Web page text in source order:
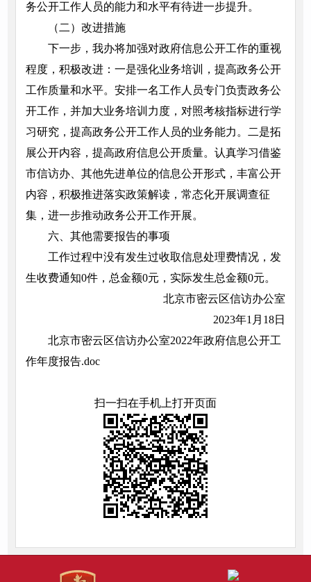
务公开工作人员的能力和水平有待进一步提升。
（二）改进措施
下一步，我办将加强对政府信息公开工作的重视
程度，积极改进：一是强化业务培训，提高政务公开
工作质量和水平。安排一名工作人员专门负责政务公
开工作，并加大业务培训力度，对照考核指标进行学
习研究，提高政务公开工作人员的业务能力。二是拓
展公开内容，提高政府信息公开质量。认真学习借鉴
市信访办、其他先进单位的信息公开形式，丰富公开
内容，积极推进落实政策解读，常态化开展调查征
集，进一步推动政务公开工作开展。
六、其他需要报告的事项
工作过程中没有发生过收取信息处理费情况，发
生收费通知0件，总金额0元，实际发生总金额0元。
北京市密云区信访办公室
2023年1月18日
北京市密云区信访办公室2022年政府信息公开工
作年度报告.doc
扫一扫在手机上打开页面